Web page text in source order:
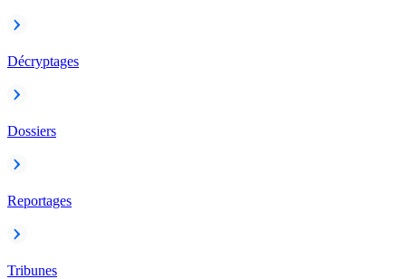
Décryptages
Dossiers
Reportages
Tribunes